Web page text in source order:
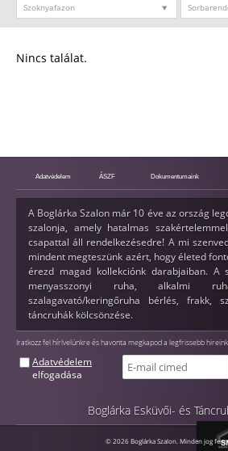
Szoknyafazon
Nincs találat.
Adatvédelem ÁSZF Dokumentumaink
A Boglárka Szalon már 10 éve az ország
szalonja, amely hatalmas
csapattal áll rendelkezésedre! A mi
mindent megteszünk azért, hogy életed
érezd magad kollekciónk darabjaiban. A
menyasszonyi ruha, alkalmi
szalagavató/keringőruha bérlés, frakk,
táncruhák kölcsönzése.
Iratkozz fel hírlvelünkre és havonta megkapod a legfrissebb
Adatvédelem
elfogadása
Boglárka Esküvői- és
© 2026 Boglárka Szalon. Minden jog